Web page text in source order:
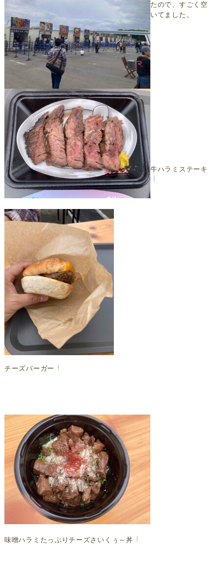
たので、すごく空
いてました。
牛ハラミステーキ
チーズバーガー
味噌ハラミたっぷりチーズさいくぅ～丼